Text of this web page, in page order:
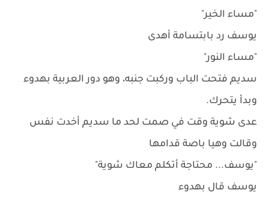
"مساء الخير"
يوسف رد بابتسامة أهدى
"مساء النور"
سديم فتحت الباب وركبت جنبه، وهو دور العربية بهدوء
وبدأ يتحرك.
عدى شوية وقت في صمت لحد ما سديم أخدت نفس
وقالت وهيا باصة قدامها
"يوسف... محتاجة أتكلم معاك شوية"
يوسف قال بهدوء